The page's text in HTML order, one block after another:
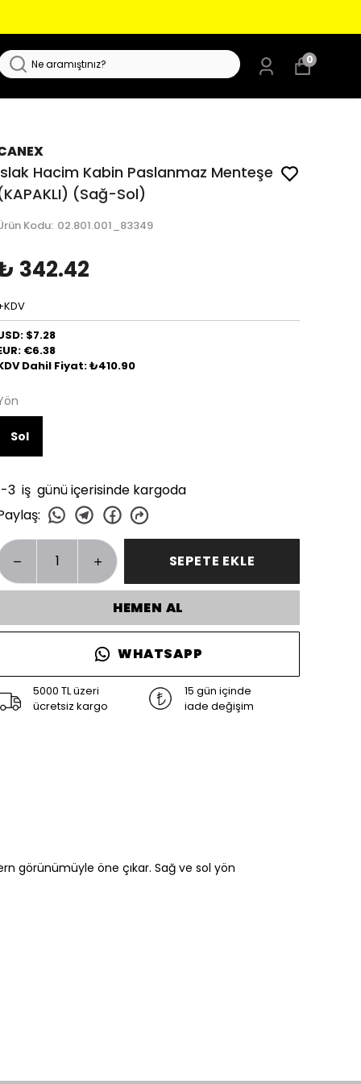
0
Hacim Kabin Paslanmaz Menteşe
(Sağ-Sol)
Kodu: 02.801.001_83349
342.42
$7.28
€6.38
Dahil Fiyat: ₺410.90
Sol
3 iş günü içerisinde kargoda
:
SEPETE EKLE
HEMEN AL
WHATSAPP
5000 TL üzeri
ücretsiz kargo
15 gün içinde
iade değişim
görünümüyle öne çıkar. Sağ ve sol yön